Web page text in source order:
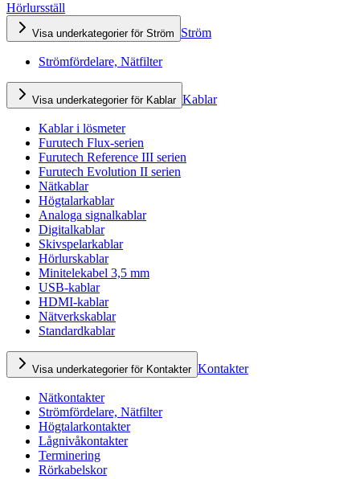
Hörlursställ
Visa underkategorier för Ström Ström
Strömfördelare, Nätfilter
Visa underkategorier för Kablar Kablar
Kablar i lösmeter
Furutech Flux-serien
Furutech Reference III serien
Furutech Evolution II serien
Nätkablar
Högtalarkablar
Analoga signalkablar
Digitalkablar
Skivspelarkablar
Hörlurskablar
Minitelekabel 3,5 mm
USB-kablar
HDMI-kablar
Nätverkskablar
Standardkablar
Visa underkategorier för Kontakter Kontakter
Nätkontakter
Strömfördelare, Nätfilter
Högtalarkontakter
Lågnivåkontakter
Terminering
Rörkabelskor